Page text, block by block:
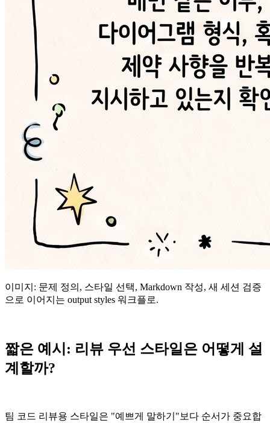
이미지: 문제 정의, 스타일 선택, Markdown 작성, 새 세션 검증
으로 이어지는 output styles 워크플로.
짧은 예시: 리뷰 우선 스타일은 어떻게 설
계할까?
팀 코드 리뷰용 스타일은 "예쁘게 말하기"보다 순서가 중요합